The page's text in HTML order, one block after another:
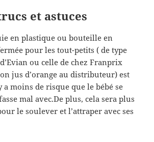
et astuces
en plastique ou bouteille en
pour les tout-petits ( de type
ou celle de chez Franprix
jus d’orange au distributeur) est
moins de risque que le bébé se
mal avec.De plus, cela sera plus
le soulever et l’attraper avec ses